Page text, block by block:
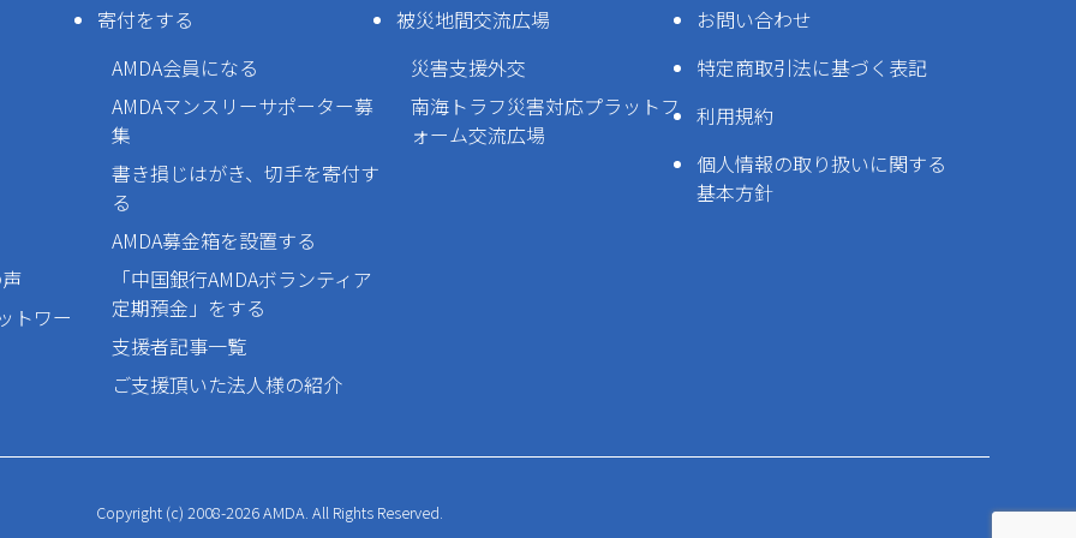
トワー
寄付をする
AMDA会員になる
AMDAマンスリーサポーター募
集
書き損じはがき、切手を寄付す
る
AMDA募金箱を設置する
「中国銀行AMDAボランティア
定期預金」をする
支援者記事一覧
ご支援頂いた法人様の紹介
被災地間交流広場
災害支援外交
南海トラフ災害対応プラットフ
ォーム交流広場
お問い合わせ
特定商取引法に基づく表記
利用規約
個人情報の取り扱いに関する
基本方針
Copyright (c) 2008-2026 AMDA. All Rights Reserved.